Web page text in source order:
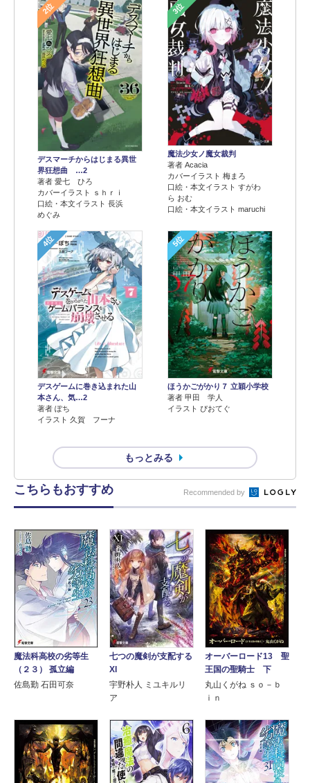
2位
デスマーチからはじまる異世
界狂想曲 …2
著者 愛七 ひろ
カバーイラスト ｓｈｒｉ
口絵・本文イラスト 長浜
めぐみ
3位
魔法少女ノ魔女裁判
著者 Acacia
カバーイラスト 梅まろ
口絵・本文イラスト すがわ
ら おむ
口絵・本文イラスト maruchi
4位
デスゲームに巻き込まれた山
本さん、気…2
著者 ぽち
イラスト 久賀 フーナ
5位
ほうかごがかり７ 立穎小学校
著者 甲田 学人
イラスト ぴおてぐ
もっとみる
こちらもおすすめ Recommended by
魔法科高校の劣等生
（２３） 孤立編
佐島勤 石田可奈
七つの魔剣が支配する
XI
宇野朴人 ミユキルリ
ア
オーバーロード13 聖
王国の聖騎士 下
丸山くがね ｓｏ－ｂ
ｉｎ